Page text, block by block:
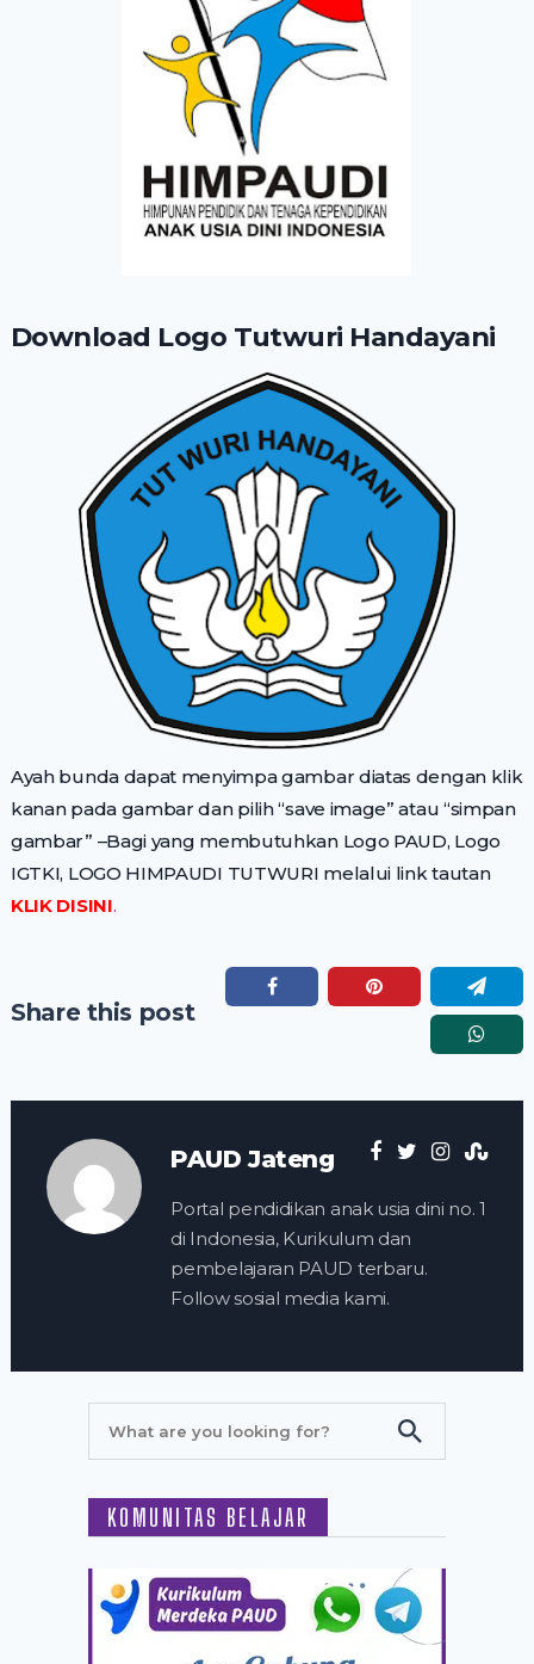
Download Logo Tutwuri Handayani
Ayah bunda dapat menyimpa gambar diatas dengan klik
kanan pada gambar dan pilih “save image” atau “simpan
gambar” –Bagi yang membutuhkan Logo PAUD, Logo
IGTKI, LOGO HIMPAUDI TUTWURI melalui link tautan
KLIK DISINI.
Share this post
PAUD Jateng
Portal pendidikan anak usia dini no. 1
di Indonesia, Kurikulum dan
pembelajaran PAUD terbaru.
Follow sosial media kami.
KOMUNITAS BELAJAR